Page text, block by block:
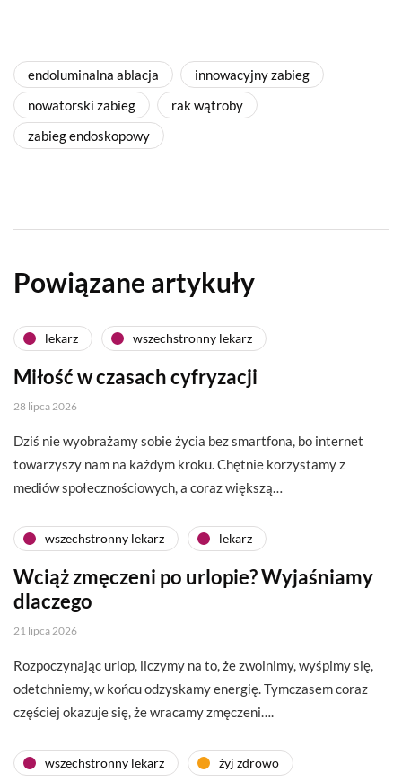
endoluminalna ablacja
innowacyjny zabieg
nowatorski zabieg
rak wątroby
zabieg endoskopowy
Powiązane artykuły
lekarz wszechstronny lekarz
Miłość w czasach cyfryzacji
28 lipca 2026
Dziś nie wyobrażamy sobie życia bez smartfona, bo internet
towarzyszy nam na każdym kroku. Chętnie korzystamy z
mediów społecznościowych, a coraz większą…
wszechstronny lekarz lekarz
Wciąż zmęczeni po urlopie? Wyjaśniamy
dlaczego
21 lipca 2026
Rozpoczynając urlop, liczymy na to, że zwolnimy, wyśpimy się,
odetchniemy, w końcu odzyskamy energię. Tymczasem coraz
częściej okazuje się, że wracamy zmęczeni….
wszechstronny lekarz żyj zdrowo